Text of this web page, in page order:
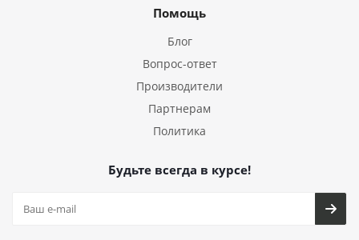
Помощь
Блог
Вопрос-ответ
Производители
Партнерам
Политика
Будьте всегда в курсе!